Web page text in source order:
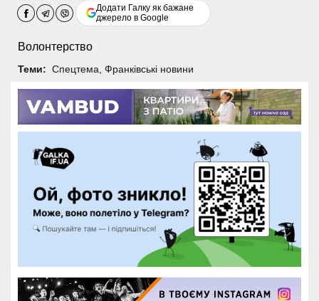
Додати Галку як бажане
джерело в Google
Волонтерство
Теми: Спецтема Франківські новини